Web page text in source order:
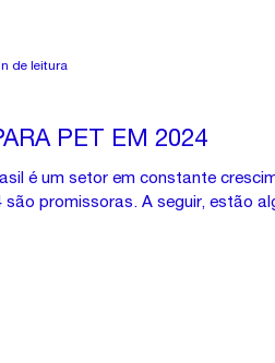
PET EM 2024
é um setor em constante
são promissoras. A seguir, estão
de leitura